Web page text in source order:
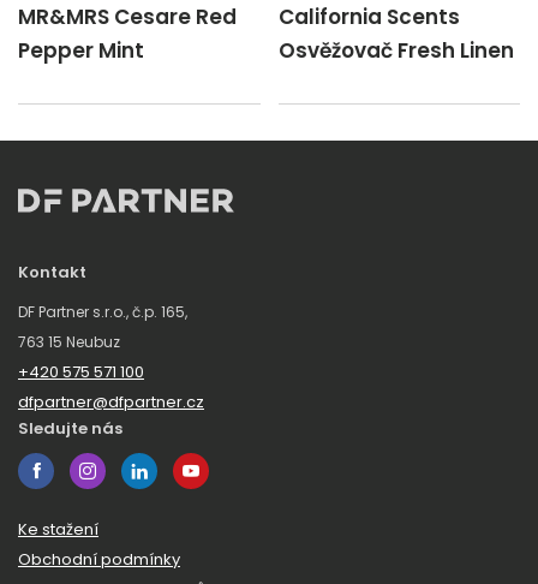
MR&MRS Cesare Red
Pepper Mint
California Scents
Osvěžovač Fresh Linen
Kontakt
DF Partner s.r.o., č.p. 165,
763 15 Neubuz
+420 575 571 100
dfpartner@dfpartner.cz
Sledujte nás
Ke stažení
Obchodní podmínky